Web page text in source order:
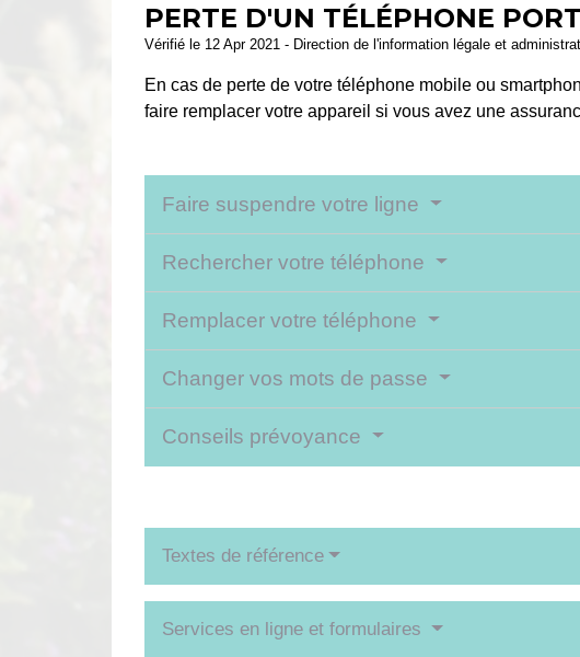
PERTE D'UN TÉLÉPHONE
Vérifié le 12 Apr 2021 - Direction de l'information légale et
En cas de perte de votre téléphone mobile ou
faire remplacer votre appareil si vous avez une
Faire suspendre votre ligne
Rechercher votre téléphone
Remplacer votre téléphone
Changer vos mots de passe
Conseils prévoyance
Textes de référence
Services en ligne et formulaires